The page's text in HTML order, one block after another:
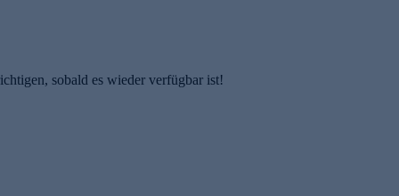
sobald es wieder verfügbar ist!